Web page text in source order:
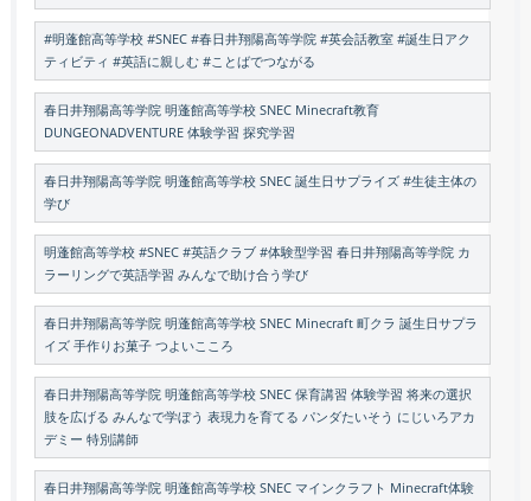
#明蓬館高等学校 #SNEC #春日井翔陽高等学院 #英会話教室 #誕生日アク
ティビティ #英語に親しむ #ことばでつながる
春日井翔陽高等学院 明蓬館高等学校 SNEC Minecraft教育
DUNGEONADVENTURE 体験学習 探究学習
春日井翔陽高等学院 明蓬館高等学校 SNEC 誕生日サプライズ #生徒主体の
学び
明蓬館高等学校 #SNEC #英語クラブ #体験型学習 春日井翔陽高等学院 カ
ラーリングで英語学習 みんなで助け合う学び
春日井翔陽高等学院 明蓬館高等学校 SNEC Minecraft 町クラ 誕生日サプラ
イズ 手作りお菓子 つよいこころ
春日井翔陽高等学院 明蓬館高等学校 SNEC 保育講習 体験学習 将来の選択
肢を広げる みんなで学ぼう 表現力を育てる パンダたいそう にじいろアカ
デミー 特別講師
春日井翔陽高等学院 明蓬館高等学校 SNEC マインクラフト Minecraft体験